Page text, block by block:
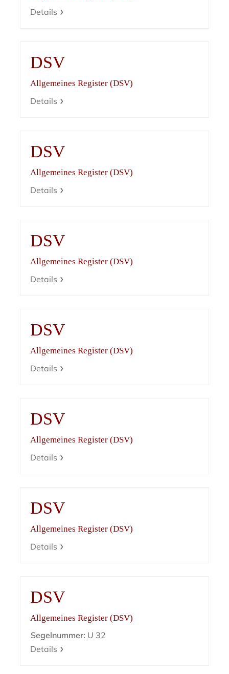
Details
DSV
Allgemeines Register (DSV)
Details
DSV
Allgemeines Register (DSV)
Details
DSV
Allgemeines Register (DSV)
Details
DSV
Allgemeines Register (DSV)
Details
DSV
Allgemeines Register (DSV)
Details
DSV
Allgemeines Register (DSV)
Details
DSV
Allgemeines Register (DSV)
Segelnummer: U 32
Details